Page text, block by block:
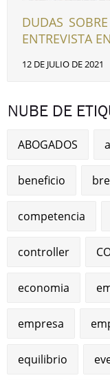
DUDAS
ENTREVISTA
12 DE JULIO DE 2021
NUBE DE
ABOGADOS
beneficio
competencia
controller
economia
empresa
equilibrio